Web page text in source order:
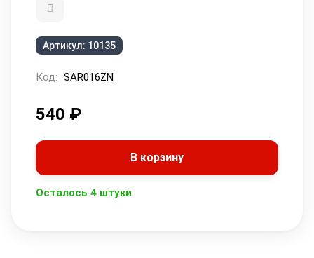
Артикул: 10135
Код: SAR016ZN
540 ₽
В корзину
Осталось 4 штуки